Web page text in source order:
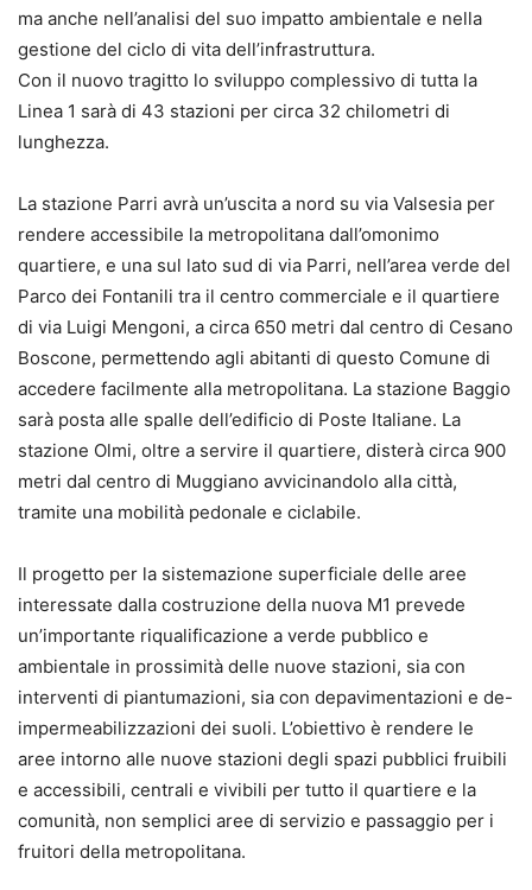
ma anche nell’analisi del suo impatto ambientale e nella
gestione del ciclo di vita dell’infrastruttura.
Con il nuovo tragitto lo sviluppo complessivo di tutta la
Linea 1 sarà di 43 stazioni per circa 32 chilometri di
lunghezza.
La stazione Parri avrà un’uscita a nord su via Valsesia per
rendere accessibile la metropolitana dall’omonimo
quartiere, e una sul lato sud di via Parri, nell’area verde del
Parco dei Fontanili tra il centro commerciale e il quartiere
di via Luigi Mengoni, a circa 650 metri dal centro di Cesano
Boscone, permettendo agli abitanti di questo Comune di
accedere facilmente alla metropolitana. La stazione Baggio
sarà posta alle spalle dell’edificio di Poste Italiane. La
stazione Olmi, oltre a servire il quartiere, disterà circa 900
metri dal centro di Muggiano avvicinandolo alla città,
tramite una mobilità pedonale e ciclabile.
Il progetto per la sistemazione superficiale delle aree
interessate dalla costruzione della nuova M1 prevede
un’importante riqualificazione a verde pubblico e
ambientale in prossimità delle nuove stazioni, sia con
interventi di piantumazioni, sia con depavimentazioni e de-
impermeabilizzazioni dei suoli. L’obiettivo è rendere le
aree intorno alle nuove stazioni degli spazi pubblici fruibili
e accessibili, centrali e vivibili per tutto il quartiere e la
comunità, non semplici aree di servizio e passaggio per i
fruitori della metropolitana.